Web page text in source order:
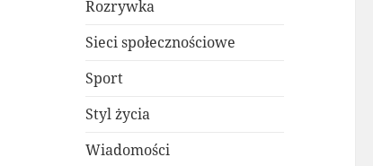
Rozrywka
Sieci społecznościowe
Sport
Styl życia
Wiadomości